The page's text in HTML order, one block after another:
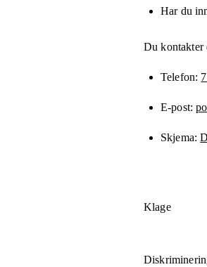
Har du
Du kontakter
Telefon
E-post
Skjema
Klage